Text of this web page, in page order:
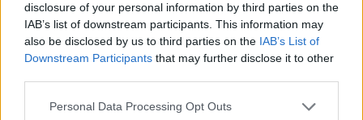
disclosure of your personal information by third parties on the
IAB’s list of downstream participants. This information may
also be disclosed by us to third parties on the IAB’s List of
Downstream Participants that may further disclose it to other
Personal Data Processing Opt Outs
5.636 euro
2025-02-03
Esonero dal versamento dei contributi previdenziali
per l'assunzione di giovani lavoratori ( art. 1 comma 10-15
inps